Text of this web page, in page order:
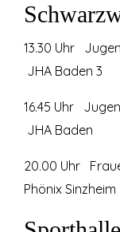
13.30 Uhr
JHA Baden 3
16.45 Uhr
JHA Baden
20.00 Uhr
Phönix Sinzheim